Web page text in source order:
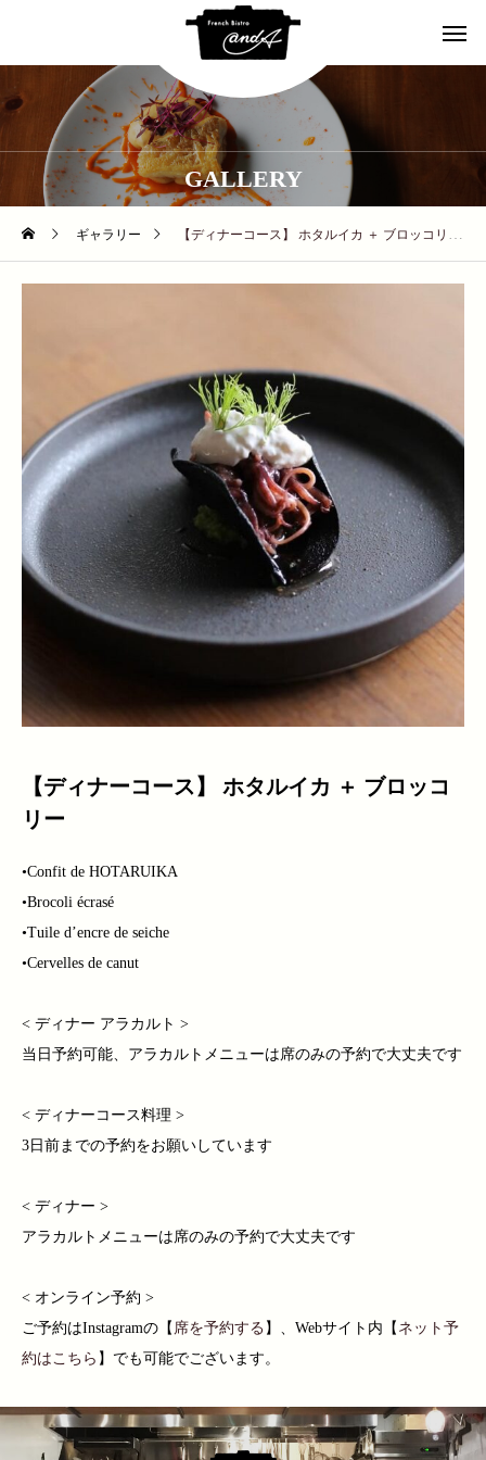
GALLERY
ギャラリー 【ディナーコース】 ホタルイカ ＋ ブロッコリー
【ディナーコース】 ホタルイカ ＋ ブロッコ
リー
•Confit de HOTARUIKA
•Brocoli écrasé
•Tuile d’encre de seiche
•Cervelles de canut
< ディナー アラカルト >
当日予約可能、アラカルトメニューは席のみの予約で大丈夫です
< ディナーコース料理 >
3日前までの予約をお願いしています
< ディナー >
アラカルトメニューは席のみの予約で大丈夫です
< オンライン予約 >
ご予約はInstagramの【 席を予約する 】、Webサイト内【 ネット予
約はこちら 】でも可能でございます。